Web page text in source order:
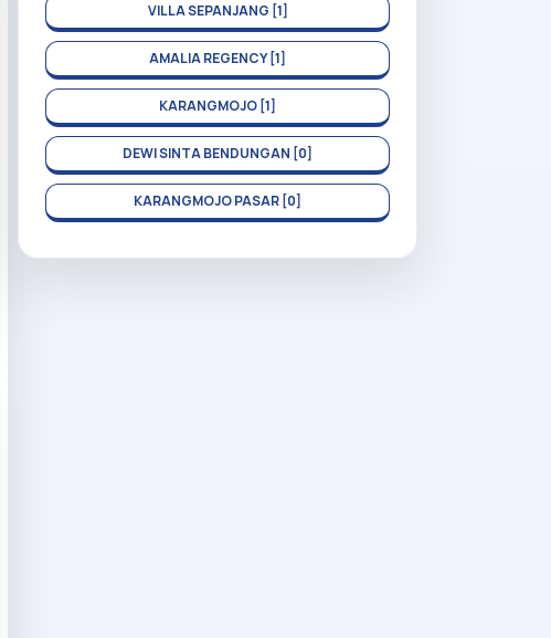
VILLA SEPANJANG [1]
AMALIA REGENCY [1]
KARANGMOJO [1]
DEWI SINTA BENDUNGAN [0]
KARANGMOJO PASAR [0]